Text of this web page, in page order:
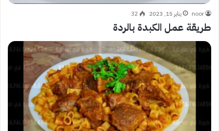
noor يناير 15, 2023 32
طريقة عمل الكبدة بالردة